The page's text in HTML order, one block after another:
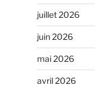
juillet 2026
juin 2026
mai 2026
avril 2026